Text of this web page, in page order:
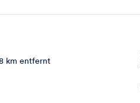
km entfernt